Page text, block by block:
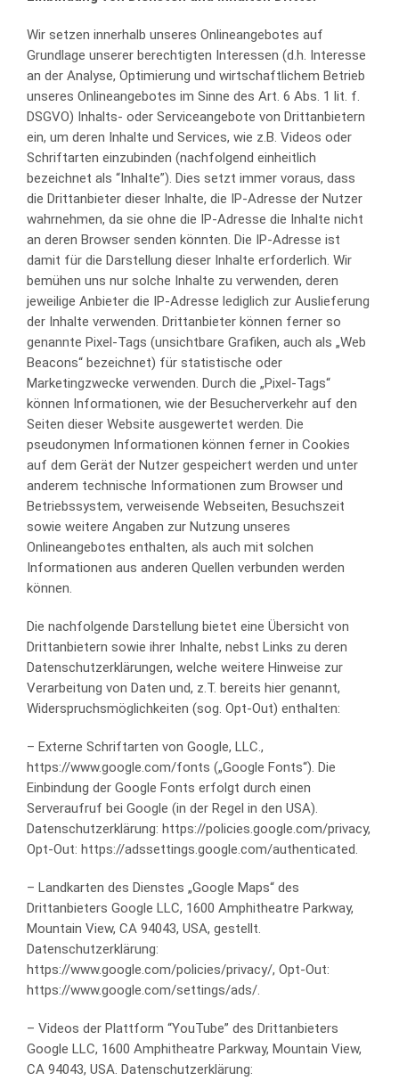
Wir setzen innerhalb unseres Onlineangebotes auf
Grundlage unserer berechtigten Interessen (d.h. Interesse
an der Analyse, Optimierung und wirtschaftlichem Betrieb
unseres Onlineangebotes im Sinne des Art. 6 Abs. 1 lit. f.
DSGVO) Inhalts- oder Serviceangebote von Drittanbietern
ein, um deren Inhalte und Services, wie z.B. Videos oder
Schriftarten einzubinden (nachfolgend einheitlich
bezeichnet als “Inhalte”). Dies setzt immer voraus, dass
die Drittanbieter dieser Inhalte, die IP-Adresse der Nutzer
wahrnehmen, da sie ohne die IP-Adresse die Inhalte nicht
an deren Browser senden könnten. Die IP-Adresse ist
damit für die Darstellung dieser Inhalte erforderlich. Wir
bemühen uns nur solche Inhalte zu verwenden, deren
jeweilige Anbieter die IP-Adresse lediglich zur Auslieferung
der Inhalte verwenden. Drittanbieter können ferner so
genannte Pixel-Tags (unsichtbare Grafiken, auch als „Web
Beacons“ bezeichnet) für statistische oder
Marketingzwecke verwenden. Durch die „Pixel-Tags“
können Informationen, wie der Besucherverkehr auf den
Seiten dieser Website ausgewertet werden. Die
pseudonymen Informationen können ferner in Cookies
auf dem Gerät der Nutzer gespeichert werden und unter
anderem technische Informationen zum Browser und
Betriebssystem, verweisende Webseiten, Besuchszeit
sowie weitere Angaben zur Nutzung unseres
Onlineangebotes enthalten, als auch mit solchen
Informationen aus anderen Quellen verbunden werden
können.
Die nachfolgende Darstellung bietet eine Übersicht von
Drittanbietern sowie ihrer Inhalte, nebst Links zu deren
Datenschutzerklärungen, welche weitere Hinweise zur
Verarbeitung von Daten und, z.T. bereits hier genannt,
Widerspruchsmöglichkeiten (sog. Opt-Out) enthalten:
– Externe Schriftarten von Google, LLC.,
https://www.google.com/fonts („Google Fonts“). Die
Einbindung der Google Fonts erfolgt durch einen
Serveraufruf bei Google (in der Regel in den USA).
Datenschutzerklärung: https://policies.google.com/privacy,
Opt-Out: https://adssettings.google.com/authenticated.
– Landkarten des Dienstes „Google Maps“ des
Drittanbieters Google LLC, 1600 Amphitheatre Parkway,
Mountain View, CA 94043, USA, gestellt.
Datenschutzerklärung:
https://www.google.com/policies/privacy/, Opt-Out:
https://www.google.com/settings/ads/.
– Videos der Plattform “YouTube” des Drittanbieters
Google LLC, 1600 Amphitheatre Parkway, Mountain View,
CA 94043, USA. Datenschutzerklärung: